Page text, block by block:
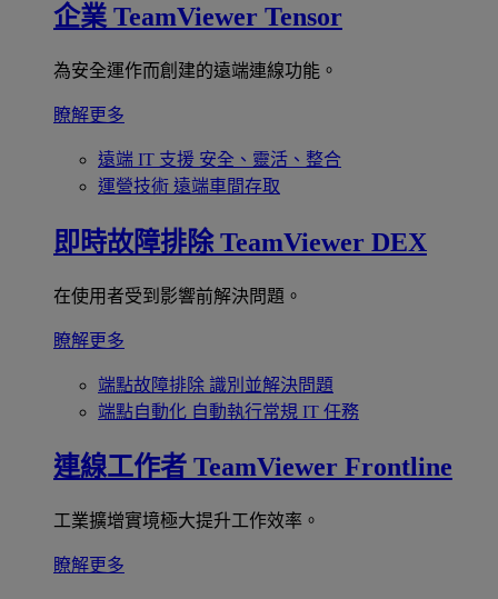
企業 TeamViewer Tensor
為安全運作而創建的遠端連線功能。
瞭解更多
遠端 IT 支援 安全、靈活、整合
運營技術 遠端車間存取
即時故障排除 TeamViewer DEX
在使用者受到影響前解決問題。
瞭解更多
端點故障排除 識別並解決問題
端點自動化 自動執行常規 IT 任務
連線工作者 TeamViewer Frontline
工業擴增實境極大提升工作效率。
瞭解更多